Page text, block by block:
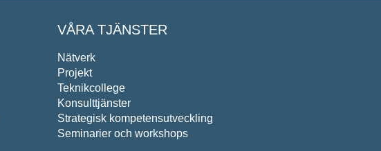
VÅRA TJÄNSTER
Nätverk
Projekt
Teknikcollege
Konsulttjänster
Strategisk kompetensutveckling
Seminarier och workshops